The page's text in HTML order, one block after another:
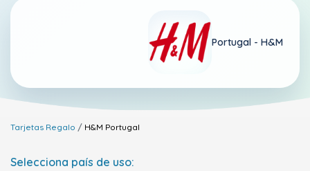
Portugal - H&M
Tarjetas Regalo H&M Portugal
Selecciona país de uso: